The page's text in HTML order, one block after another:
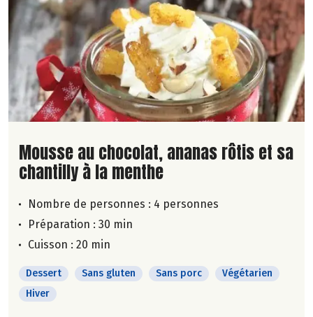
Lire la suite de la recette
Mousse au chocolat, ananas rôtis et sa
chantilly à la menthe
Nombre de personnes : 4 personnes
Préparation : 30 min
Cuisson : 20 min
Dessert Sans gluten Sans porc
Végétarien
Hiver